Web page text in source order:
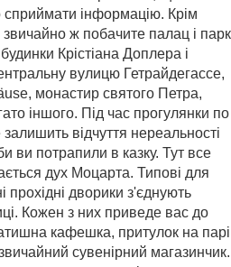
сприймати інформацію. Крім
ж побачите палац і парк
Крістіана Доплера і
вулицю Гетрайдегассе,
монастир святого Петра,
іншого. Під час прогулянки по
відчуття нереальності
ви потрапили в казку. Тут все
дух Моцарта. Типові для
прохідні дворики з'єднують
Кожен з них приведе вас до
кафешка, притулок на парі
сувенірний магазинчик.